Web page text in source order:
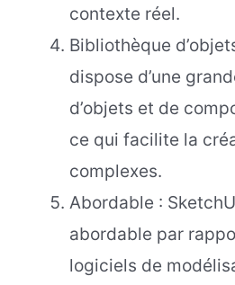
contexte réel.
Bibliothèque
dispose d’une
d’objets et de
ce qui facilite la
complexes.
Abordable :
abordable par
logiciels de